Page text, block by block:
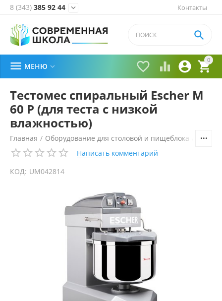
Контакты
8 (343) 385 92 44 
0


 

 МЕНЮ 
Тестомес спиральный Escher M
60 P (для теста с низкой
влажностью)
Главная / Оборудование для столовой и пищеблока
Написать комментарий
КОД: UM042814